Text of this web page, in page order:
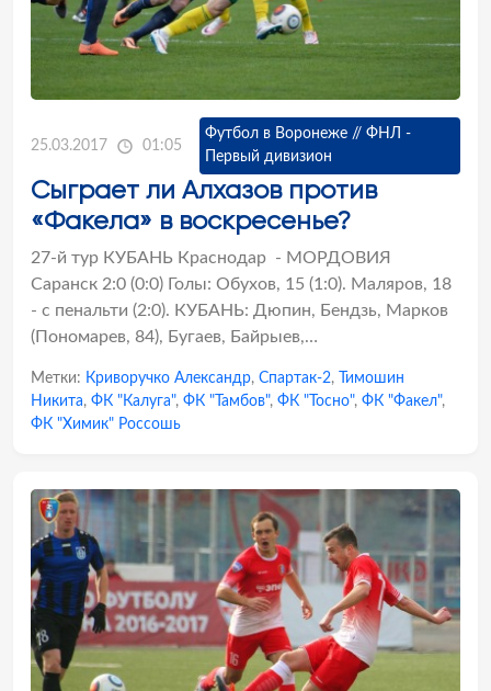
25.03.2017 01:05
Футбол в Воронеже // ФНЛ -
Первый дивизион
Сыграет ли Алхазов против
«Факела» в воскресенье?
27-й тур КУБАНЬ Краснодар - МОРДОВИЯ
Саранск 2:0 (0:0) Голы: Обухов, 15 (1:0). Маляров, 18
- с пенальти (2:0). КУБАНЬ: Дюпин, Бендзь, Марков
(Пономарев, 84), Бугаев, Байрыев,…
Метки: Криворучко Александр, Спартак-2,
Тимошин
Никита, ФК "Калуга", ФК "Тамбов", ФК "Тосно", ФК "Факел",
ФК "Химик" Россошь